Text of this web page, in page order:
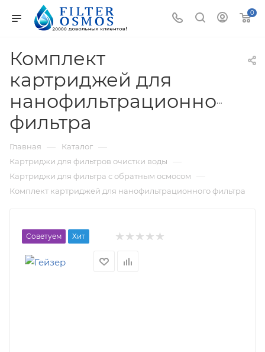
0
Комплект
картриджей для
нанофильтрационного
фильтра
Главная — Каталог —
Картриджи для фильтров очистки воды —
Картриджи для фильтра с обратным осмосом —
Комплект картриджей для нанофильтрационного фильтра
Советуем Хит